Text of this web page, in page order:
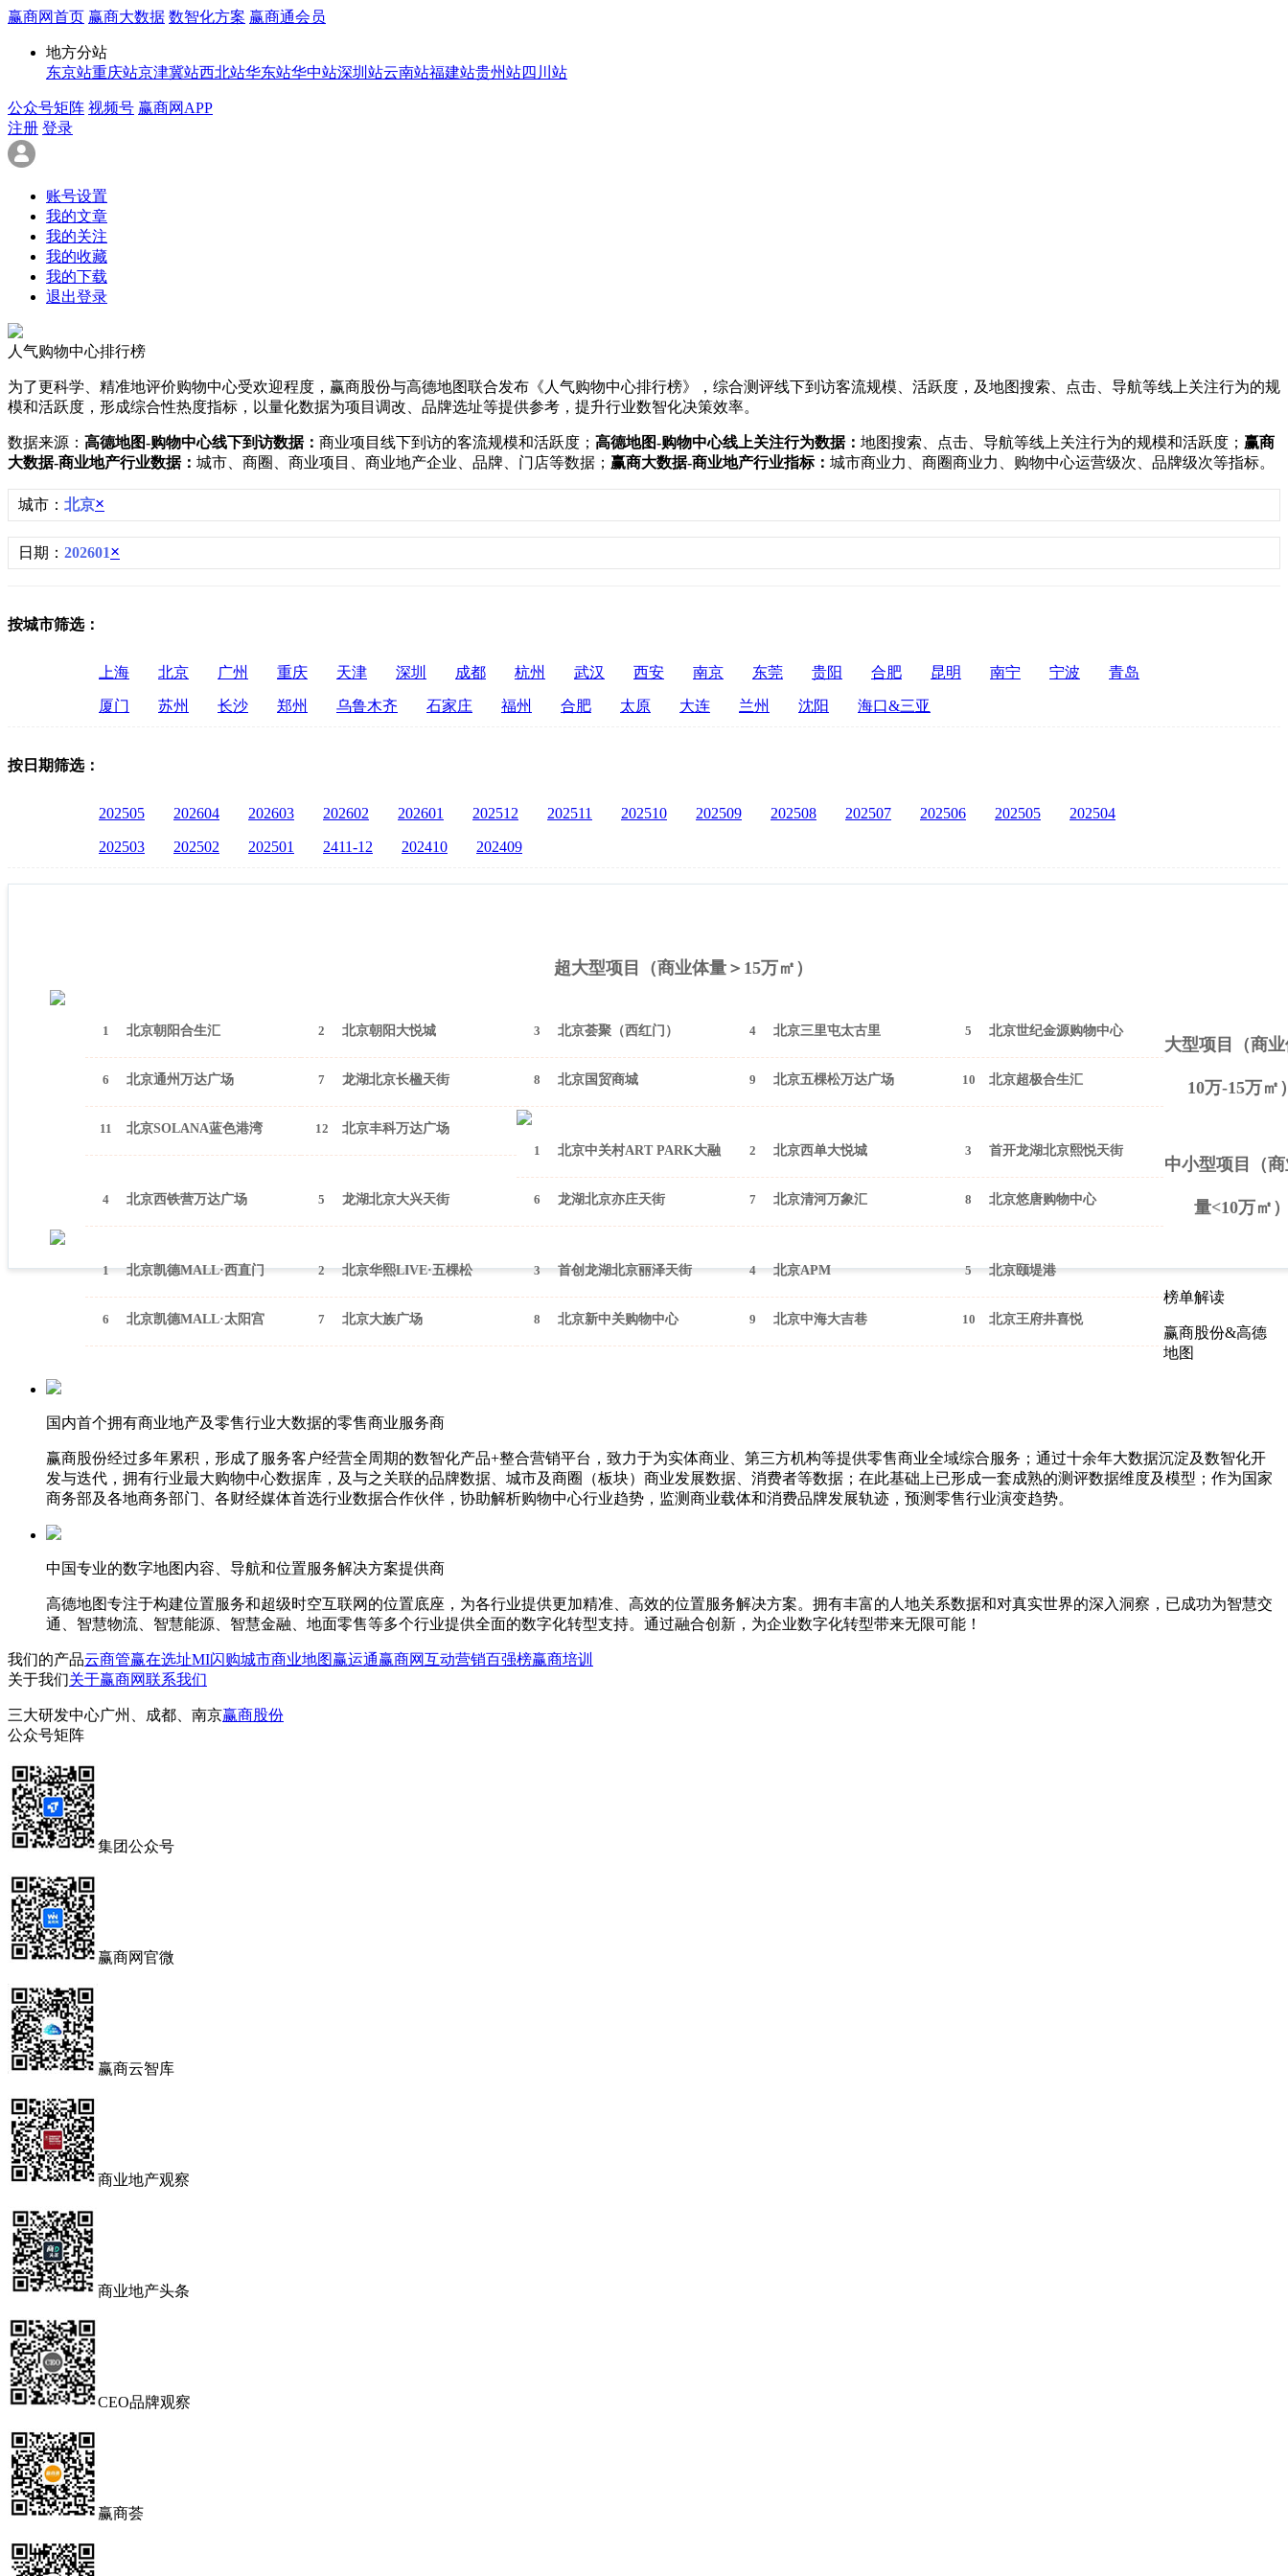
赢商网首页 赢商大数据 数智化方案 赢商通会员
地方分站
东京站重庆站京津冀站西北站华东站华中站深圳站云南站福建站贵州站四川站
公众号矩阵 视频号 赢商网APP
注册 登录
账号设置
我的文章
我的关注
我的收藏
我的下载
退出登录
人气购物中心排行榜
为了更科学、精准地评价购物中心受欢迎程度，赢商股份与高德地图联合发布《人气购物中心排行榜》，综合测评线下到访客流规模、活跃度，及地图搜索、点击、导航等线上关注行为的规
模和活跃度，形成综合性热度指标，以量化数据为项目调改、品牌选址等提供参考，提升行业数智化决策效率。
数据来源： 高德地图-购物中心线下到访数据： 商业项目线下到访的客流规模和活跃度； 高德地图-购物中心线上关注行为数据： 地图搜索、点击、导航等线上关注行为的规模和活跃度； 赢商
大数据-商业地产行业数据： 城市、商圈、商业项目、商业地产企业、品牌、门店等数据； 赢商大数据-商业地产行业指标： 城市商业力、商圈商业力、购物中心运营级次、品牌级次等指标。
城市： 北京×
日期： 202601×
按城市筛选：
上海 北京 广州 重庆 天津 深圳 成都 杭州 武汉 西安 南京 东莞 贵阳 合肥 昆明 南宁 宁波 青岛
厦门 苏州 长沙 郑州 乌鲁木齐 石家庄 福州 合肥 太原 大连 兰州 沈阳 海口&三亚
按日期筛选：
202505 202604 202603 202602 202601 202512 202511 202510 202509 202508 202507 202506 202505 202504
202503 202502 202501 2411-12 202410 202409
超大型项目（商业体量＞15万㎡）
1 北京朝阳合生汇 2 北京朝阳大悦城 3 北京荟聚（西红门） 4 北京三里屯太古里 5 北京世纪金源购物中心
6 北京通州万达广场 7 龙湖北京长楹天街 8 北京国贸商城 9 北京五棵松万达广场 10 北京超极合生汇
11 北京SOLANA蓝色港湾 12 北京丰科万达广场
大型项目（商
10万-15万㎡
1 北京中关村ART PARK大融
城
2 北京西单大悦城 3 首开龙湖北京熙悦天街
4 北京西铁营万达广场 5 龙湖北京大兴天街 6 龙湖北京亦庄天街 7 北京清河万象汇 8 北京悠唐购物中心
中小型项目（
量<10万㎡
1 北京凯德MALL·西直门 2 北京华熙LIVE·五棵松 3 首创龙湖北京丽泽天街 4 北京APM 5 北京颐堤港
6 北京凯德MALL·太阳宫 7 北京大族广场 8 北京新中关购物中心 9 北京中海大吉巷 10 北京王府井喜悦
榜单解读
赢商股份&高德
地图
国内首个拥有商业地产及零售行业大数据的零售商业服务商
赢商股份经过多年累积，形成了服务客户经营全周期的数智化产品+整合营销平台，致力于为实体商业、第三方机构等提供零售商业全域综合服务；通过十余年大数据沉淀及数智化开
发与迭代，拥有行业最大购物中心数据库，及与之关联的品牌数据、城市及商圈（板块）商业发展数据、消费者等数据；在此基础上已形成一套成熟的测评数据维度及模型；作为国家
商务部及各地商务部门、各财经媒体首选行业数据合作伙伴，协助解析购物中心行业趋势，监测商业载体和消费品牌发展轨迹，预测零售行业演变趋势。
中国专业的数字地图内容、导航和位置服务解决方案提供商
高德地图专注于构建位置服务和超级时空互联网的位置底座，为各行业提供更加精准、高效的位置服务解决方案。拥有丰富的人地关系数据和对真实世界的深入洞察，已成功为智慧交
通、智慧物流、智慧能源、智慧金融、地面零售等多个行业提供全面的数字化转型支持。通过融合创新，为企业数字化转型带来无限可能！
我们的产品云商管赢在选址MI闪购城市商业地图赢运通赢商网互动营销百强榜赢商培训
关于我们关于赢商网联系我们
三大研发中心广州、成都、南京赢商股份
公众号矩阵
集团公众号
赢商网官微
赢商云智库
商业地产观察
商业地产头条
CEO品牌观察
赢商荟